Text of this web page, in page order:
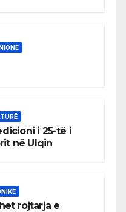
i 25-të i
në Ulqin
rojtarja e